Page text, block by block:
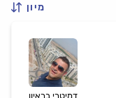
מיון
דמיטרי בראיון